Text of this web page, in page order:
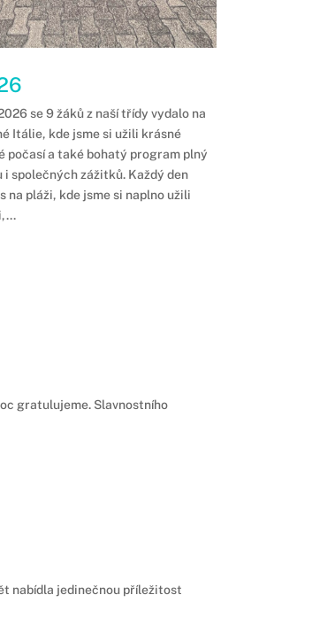
se 9 žáků z naší třídy vydalo na
Itálie, kde jsme si užili krásné
počasí a také bohatý program plný
i společných zážitků. Každý den
na pláži, kde jsme si naplno užili
gratulujeme. Slavnostního
nabídla jedinečnou příležitost